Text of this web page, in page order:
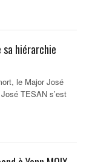
sa hiérarchie
le Major José
TESAN s’est